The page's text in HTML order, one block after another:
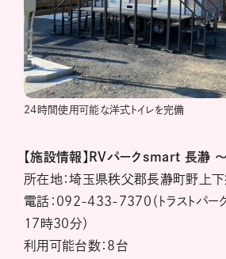
24時間使用可能な洋式トイレを完備
【施設情報】RVパークsmart 長瀞
所在地：埼玉県秩父郡長瀞町野上
電話：092-433-7370（トラストパー
17時30分）
利用可能台数：8台